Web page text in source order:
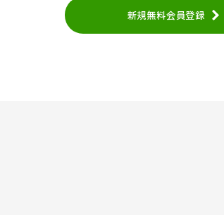
新規無料会員登録